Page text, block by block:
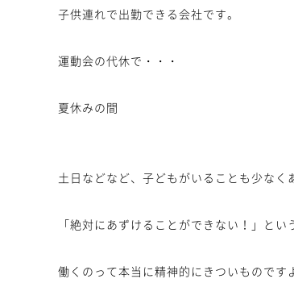
子供連れで出勤できる会社です。
運動会の代休で・・・
夏休みの間
土日などなど、子どもがいることも少なく
「絶対にあずけることができない！」と
働くのって本当に精神的にきついものです